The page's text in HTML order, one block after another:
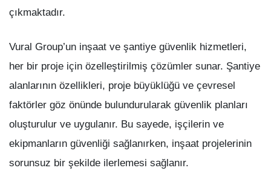
çıkmaktadır.
Vural Group’un inşaat ve şantiye güvenlik hizmetleri,
her bir proje için özelleştirilmiş çözümler sunar. Şantiye
alanlarının özellikleri, proje büyüklüğü ve çevresel
faktörler göz önünde bulundurularak güvenlik planları
oluşturulur ve uygulanır. Bu sayede, işçilerin ve
ekipmanların güvenliği sağlanırken, inşaat projelerinin
sorunsuz bir şekilde ilerlemesi sağlanır.